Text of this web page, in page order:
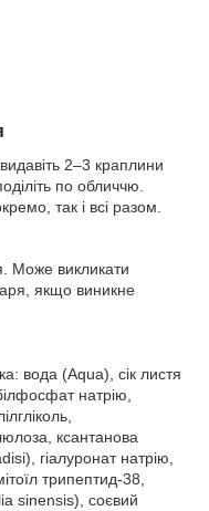
2–3 краплини
по обличчю.
так і всі разом.
Може викликати
якщо виникне
вода (Aqua), сік листя
натрію,
ксантанова
гіалуронат натрію,
трипептид-38,
sinensis), соєвий